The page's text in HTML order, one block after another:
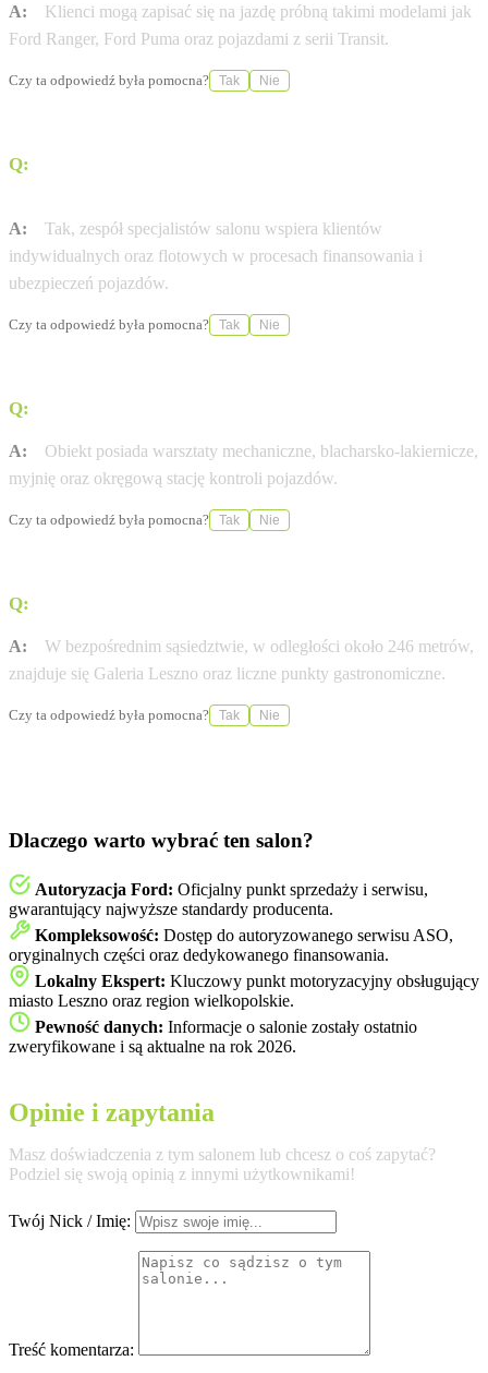
A:
Klienci mogą zapisać się na jazdę próbną takimi modelami jak
Ford Ranger, Ford Puma oraz pojazdami z serii Transit.
Czy ta odpowiedź była pomocna? Tak Nie
Q:
A:
Tak, zespół specjalistów salonu wspiera klientów
indywidualnych oraz flotowych w procesach finansowania i
ubezpieczeń pojazdów.
Czy ta odpowiedź była pomocna? Tak Nie
Q:
A:
Obiekt posiada warsztaty mechaniczne, blacharsko-lakiernicze,
myjnię oraz okręgową stację kontroli pojazdów.
Czy ta odpowiedź była pomocna? Tak Nie
Q:
A:
W bezpośrednim sąsiedztwie, w odległości około 246 metrów,
znajduje się Galeria Leszno oraz liczne punkty gastronomiczne.
Czy ta odpowiedź była pomocna? Tak Nie
Dlaczego warto wybrać ten salon?
Autoryzacja Ford: Oficjalny punkt sprzedaży i serwisu,
gwarantujący najwyższe standardy producenta.
Kompleksowość: Dostęp do autoryzowanego serwisu ASO,
oryginalnych części oraz dedykowanego finansowania.
Lokalny Ekspert: Kluczowy punkt motoryzacyjny obsługujący
miasto Leszno oraz region wielkopolskie.
Pewność danych: Informacje o salonie zostały ostatnio
zweryfikowane i są aktualne na rok 2026.
Opinie i zapytania
Masz doświadczenia z tym salonem lub chcesz o coś zapytać?
Podziel się swoją opinią z innymi użytkownikami!
Twój Nick / Imię:
Treść komentarza: